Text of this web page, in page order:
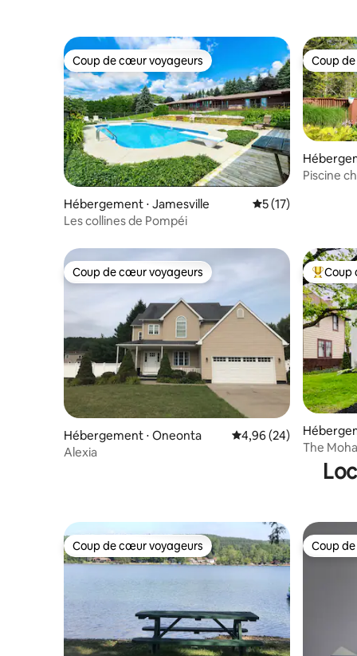
Coup de cœur voyageurs
Coup de cœur voyageurs
Hébergement ⋅ Jamesville Évaluation
5 (17)
Les collines de Pompéi
Coup
Coup
Piscine
Coup de cœur voyageurs
Coup de cœur voyageurs
Hébergement ⋅ Oneonta Évaluation moyenne
4,96 (24)
Alexia
Coups
Coup
The
chauffée
Coup de cœur voyageurs
Coup de cœur voyageurs Coup
Coup